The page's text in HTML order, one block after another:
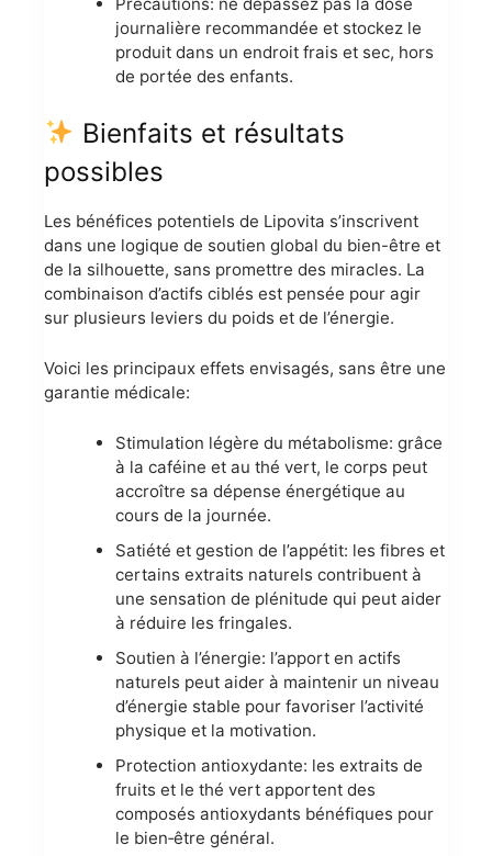
journalière recommandée et stockez le
produit dans un endroit frais et sec, hors
de portée des enfants.
Bienfaits et résultats
possibles
Les bénéfices potentiels de Lipovita s’inscrivent
dans une logique de soutien global du bien-être et
de la silhouette, sans promettre des miracles. La
combinaison d’actifs ciblés est pensée pour agir
sur plusieurs leviers du poids et de l’énergie.
Voici les principaux effets envisagés, sans être une
garantie médicale:
Stimulation légère du métabolisme: grâce
à la caféine et au thé vert, le corps peut
accroître sa dépense énergétique au
cours de la journée.
Satiété et gestion de l’appétit: les fibres et
certains extraits naturels contribuent à
une sensation de plénitude qui peut aider
à réduire les fringales.
Soutien à l’énergie: l’apport en actifs
naturels peut aider à maintenir un niveau
d’énergie stable pour favoriser l’activité
physique et la motivation.
Protection antioxydante: les extraits de
fruits et le thé vert apportent des
composés antioxydants bénéfiques pour
le bien‑être général.